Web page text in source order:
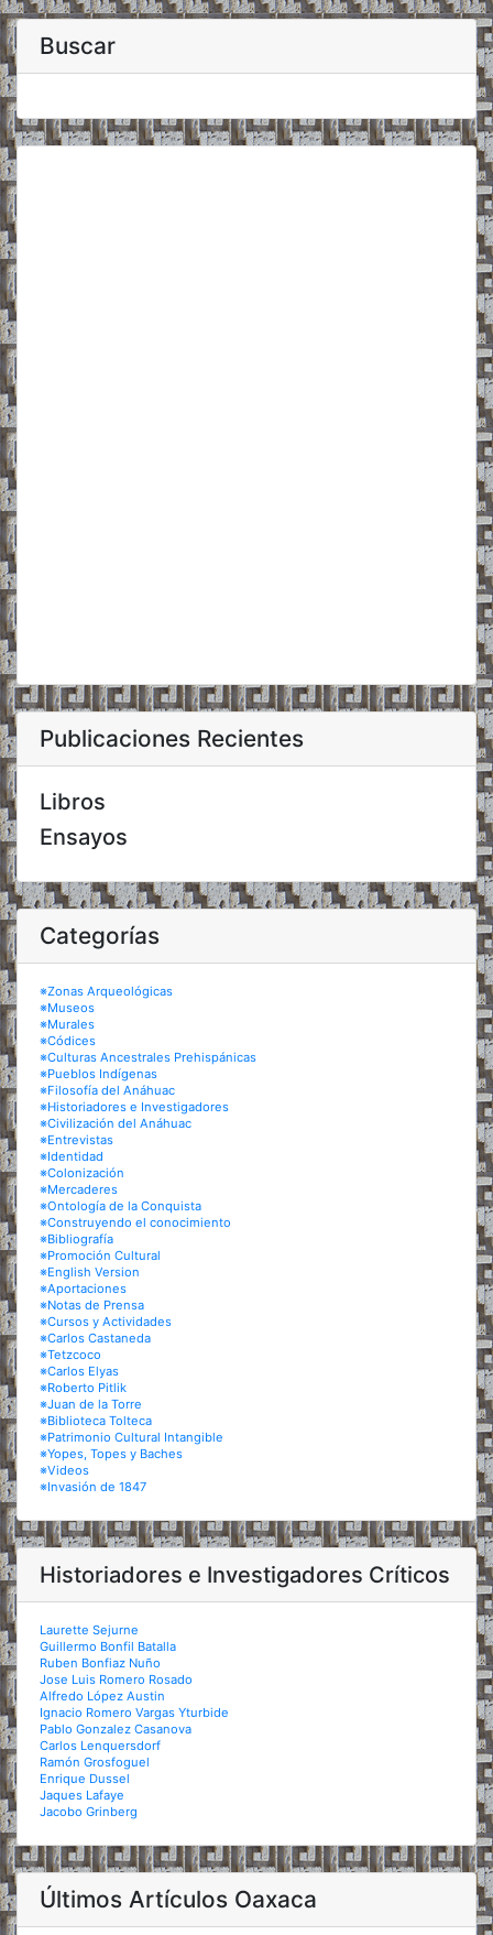
Buscar
Publicaciones Recientes
Libros
Ensayos
Categorías
※Zonas Arqueológicas
※Museos
※Murales
※Códices
※Culturas Ancestrales Prehispánicas
※Pueblos Indígenas
※Filosofía del Anáhuac
※Historiadores e Investigadores
※Civilización del Anáhuac
※Entrevistas
※Identidad
※Colonización
※Mercaderes
※Ontología de la Conquista
※Construyendo el conocimiento
※Bibliografía
※Promoción Cultural
※English Version
※Aportaciones
※Notas de Prensa
※Cursos y Actividades
※Carlos Castaneda
※Tetzcoco
※Carlos Elyas
※Roberto Pitlik
※Juan de la Torre
※Biblioteca Tolteca
※Patrimonio Cultural Intangible
※Yopes, Topes y Baches
※Videos
※Invasión de 1847
Historiadores e Investigadores Críticos
Laurette Sejurne
Guillermo Bonfil Batalla
Ruben Bonfiaz Nuño
Jose Luis Romero Rosado
Alfredo López Austin
Ignacio Romero Vargas Yturbide
Pablo Gonzalez Casanova
Carlos Lenquersdorf
Ramón Grosfoguel
Enrique Dussel
Jaques Lafaye
Jacobo Grinberg
Últimos Artículos Oaxaca